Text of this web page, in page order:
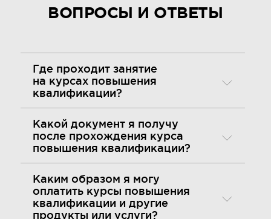
ВОПРОСЫ И ОТВЕТЫ
Где проходит занятие
на курсах повышения
квалификации?
Какой документ я получу
после прохождения курса
повышения квалификации?
Каким образом я могу
оплатить курсы повышения
квалификации и другие
продукты или услуги?